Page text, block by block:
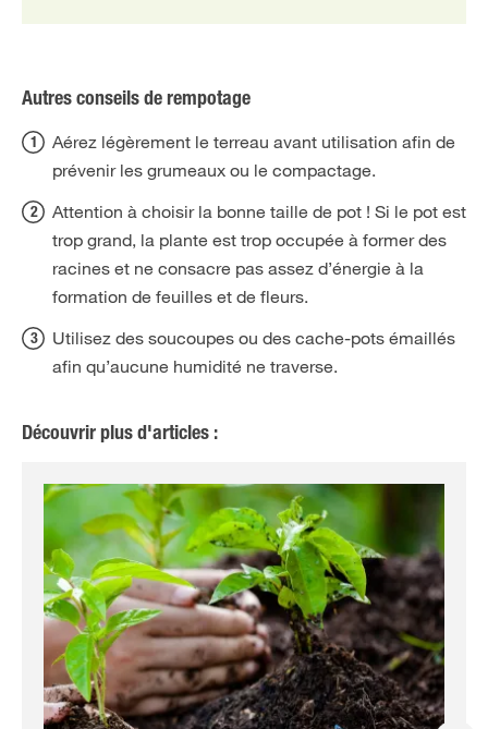
Autres conseils de rempotage
Aérez légèrement le terreau avant utilisation afin de
prévenir les grumeaux ou le compactage.
Attention à choisir la bonne taille de pot ! Si le pot est
trop grand, la plante est trop occupée à former des
racines et ne consacre pas assez d’énergie à la
formation de feuilles et de fleurs.
Utilisez des soucoupes ou des cache-pots émaillés
afin qu’aucune humidité ne traverse.
Découvrir plus d'articles :